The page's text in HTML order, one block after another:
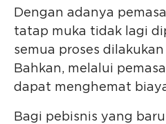
Dengan adanya
tatap muka tidak lagi
semua proses
Bahkan, melalui
dapat menghemat
Bagi pebisnis yang